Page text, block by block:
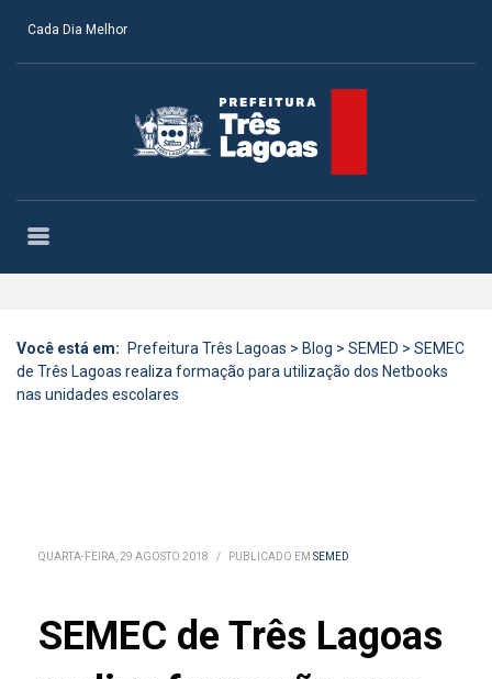
Cada Dia Melhor
Você está em: Prefeitura Três Lagoas > Blog > SEMED > SEMEC
de Três Lagoas realiza formação para utilização dos Netbooks
nas unidades escolares
QUARTA-FEIRA, 29 AGOSTO 2018 / PUBLICADO EM SEMED
SEMEC de Três Lagoas